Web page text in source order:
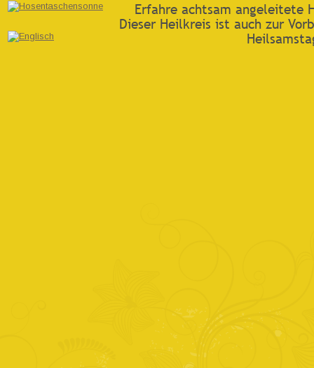
Erfahre achtsam angeleitete
Dieser Heilkreis ist auch zur